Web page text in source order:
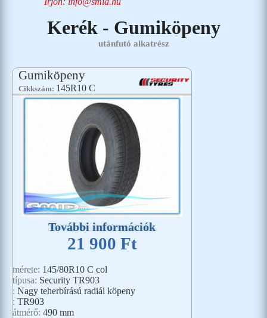
Kerék - Gumiköpeny
utánfutó alkatrész
Gumiköpeny
Cikkszám: 145R10 C
További információk
21 900 Ft
mérete: 145/80R10 C col
típusa: Security TR903
: Nagy teherbírású radiál köpeny
: TR903
átmérő: 490 mm